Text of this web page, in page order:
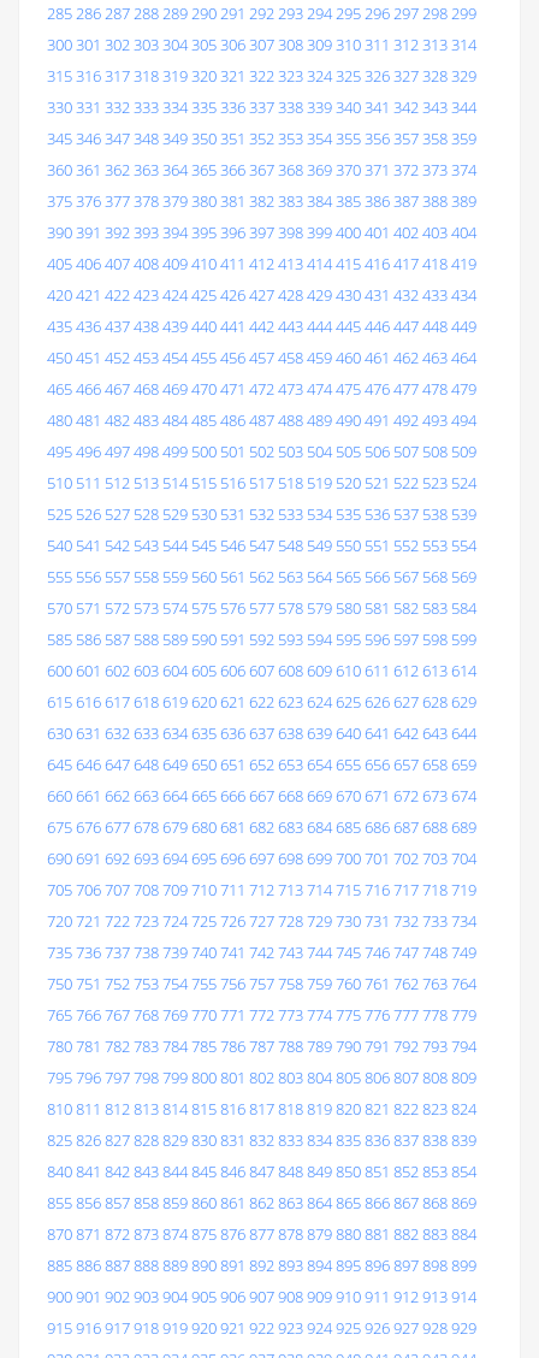
285286287288289290291 292293294295296297298299
300301 302303304305306307308309310311 312313314
315316317318319320321 322323324325326327328329
330331 332333334335336337338339340341 342343344
345346347348349350351 352353354355356357358359
360361 362363364365366367368369370371 372373374
375376377378379380381 382383384385386387388389
390391 392393394395396397398399400401 402403404
405406407408409410411 412413414415416417418419
420421 422423424425426427428429430431 432433434
435436437438439440441 442443444445446447448449
450451 452453454455456457458459460461 462463464
465466467468469470471 472473474475476477478479
480481 482483484485486487488489490491 492493494
495496497498499 500 501 502 503 504 505 506 507 508 509
510 511 512 513 514 515 516 517 518 519 520 521 522 523 524
525 526 527 528 529 530 531 532 533 534 535 536 537 538 539
540 541 542 543 544 545 546 547 548 549 550 551 552 553 554
555 556 557 558 559 560 561 562 563 564 565 566 567 568 569
570 571 572 573 574 575 576 577 578 579 580 581 582 583 584
585 586 587 588 589 590 591 592 593 594 595 596 597 598 599
600601 602603604605606607608609610611 612613614
615616617618619620621 622623624625626627628629
630631 632633634635636637638639640641 642643644
645646647648649650651 652653654655656657658659
660661 662663664665666667668669670671 672673674
675676677678679680681 682683684685686687688689
690691 692693694695696697698699700701 702703704
705706707708709710711 712713714715716717718719
720721 722723724725726727728729730731 732733734
735736737738739740741 742743744745746747748749
750751 752753754755756757758759760761 762763764
765766767768769770771 772773774775776777778779
780781 782783784785786787788789790791 792793794
795796797798799800801 802803804805806807808809
810811 812813814815816817818819820821 822823824
825826827828829830831 832833834835836837838839
840841 842843844845846847848849850851 852853854
855856857858859860861 862863864865866867868869
870871 872873874875876877878879880881 882883884
885886887888889890891 892893894895896897898899
900901 902903904905906907908909910911 912913914
915916917918919920921 922923924925926927928929